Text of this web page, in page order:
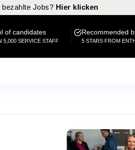
Jobs? Hier klicken
of candidates
5,000 SERVICE STAFF
Recommended
5 STARS FROM